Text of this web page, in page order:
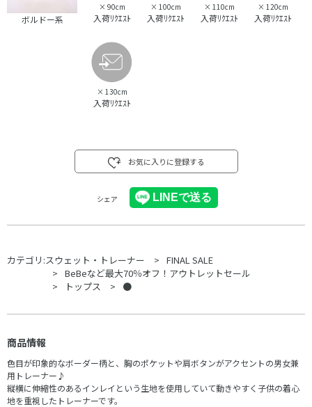
ボルドー系
× 90cm
入荷ﾘｸｴｽﾄ
× 100cm
入荷ﾘｸｴｽﾄ
× 110cm
入荷ﾘｸｴｽﾄ
× 120cm
入荷ﾘｸｴｽﾄ
× 130cm
入荷ﾘｸｴｽﾄ
お気に入りに登録する
シェア
カテゴリ:スウェット・トレーナー
FINAL SALE
BeBeなど最大70％オフ！アウトレットセール
トップス
●
商品情報
色目が印象的なボーダー柄と、胸のポケットや肩ボタンがアクセントの男女兼
用トレーナー♪
縦横に伸縮性のあるインレイという生地を使用していて動きやすく子供の着心
地を重視したトレーナーです。